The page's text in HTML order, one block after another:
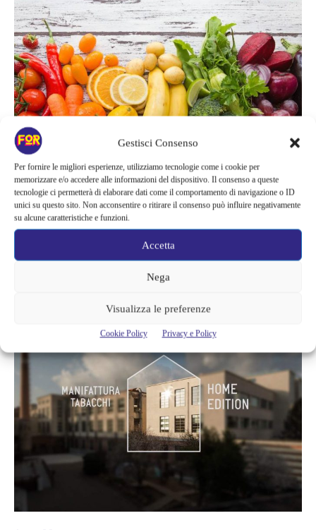
Gestisci Consenso
Per fornire le migliori esperienze, utilizziamo tecnologie come i cookie per
memorizzare e/o accedere alle informazioni del dispositivo. Il consenso a queste
tecnologie ci permetterà di elaborare dati come il comportamento di navigazione o ID
unici su questo sito. Non acconsentire o ritirare il consenso può influire negativamente
su alcune caratteristiche e funzioni.
Accetta
Nega
Visualizza le preferenze
Cookie Policy Privacy e Policy
Ricette Curiose
CORONAVIRUS: COME AIUTARE
LE DIFESE IMMUNITARIE A